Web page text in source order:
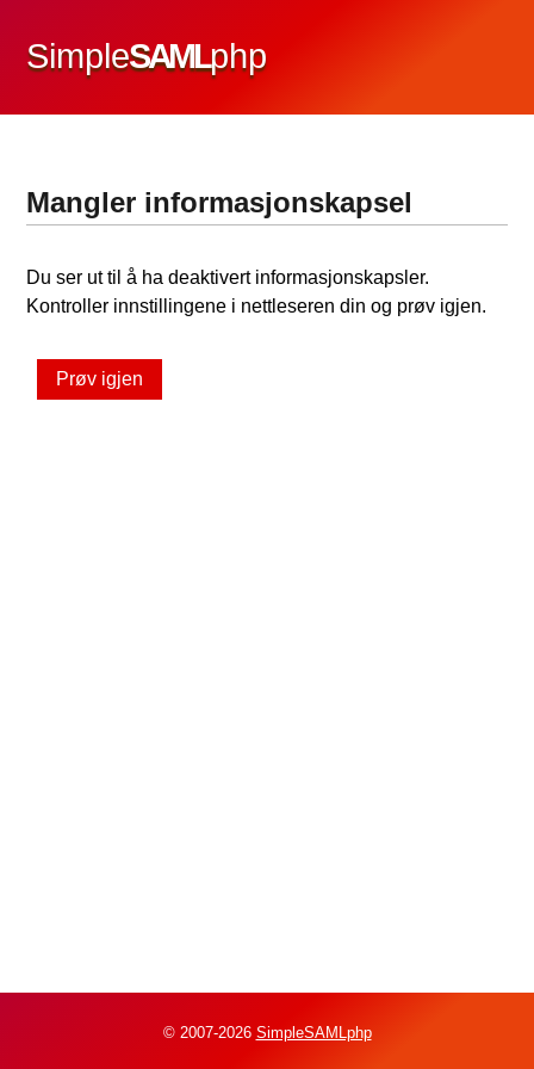
SimpleSAMLphp
Mangler informasjonskapsel
Du ser ut til å ha deaktivert informasjonskapsler.
Kontroller innstillingene i nettleseren din og prøv igjen.
Prøv igjen
© 2007-2026 SimpleSAMLphp